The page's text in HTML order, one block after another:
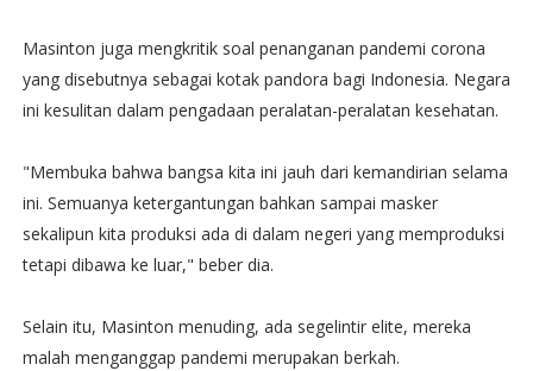
Masinton juga mengkritik soal penanganan pandemi corona
yang disebutnya sebagai kotak pandora bagi Indonesia. Negara
ini kesulitan dalam pengadaan peralatan-peralatan kesehatan.
"Membuka bahwa bangsa kita ini jauh dari kemandirian selama
ini. Semuanya ketergantungan bahkan sampai masker
sekalipun kita produksi ada di dalam negeri yang memproduksi
tetapi dibawa ke luar," beber dia.
Selain itu, Masinton menuding, ada segelintir elite, mereka
malah menganggap pandemi merupakan berkah.